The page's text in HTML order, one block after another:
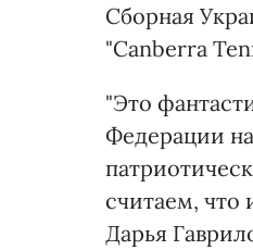
Сборная
"Canberra
"Это
Федерации
считаем,
Дарья